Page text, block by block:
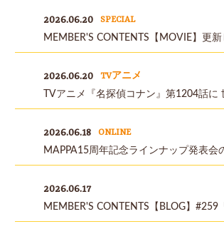
2026.06.20
SPECIAL
MEMBER'S CONTENTS【MOVIE】更新
2026.06.20
TVアニメ
TVアニメ『名探偵コナン』第1204話に
2026.06.18
ONLINE
MAPPA15周年記念ラインナップ発表会
2026.06.17
MEMBER'S CONTENTS【BLOG】